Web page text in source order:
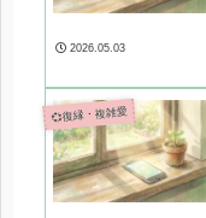
2026.05.03
💞復縁・複雑愛